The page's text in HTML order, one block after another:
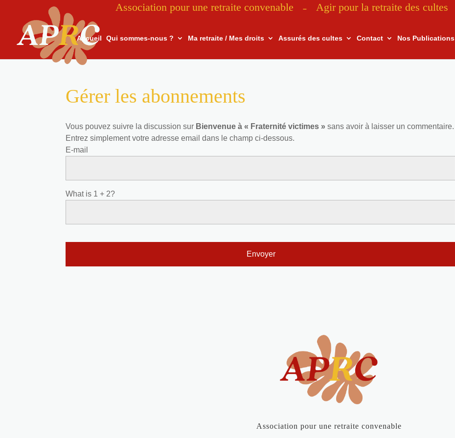
Association pour une retraite convenable – Agir pour la retraite des cultes
Accueil Qui sommes-nous ? Ma retraite / Mes droits Assurés des cultes Contact Nos Publications
Gérer les abonnements
Vous pouvez suivre la discussion sur Bienvenue à « Fraternité victimes » sans avoir à laisser un commentaire.
Entrez simplement votre adresse email dans le champ ci-dessous.
E-mail
What is 1 + 2?
Association pour une retraite convenable